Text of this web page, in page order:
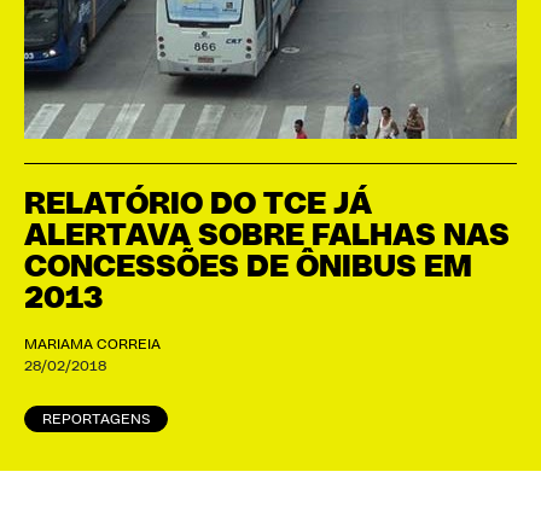
RELATÓRIO DO TCE JÁ
ALERTAVA SOBRE FALHAS NAS
CONCESSÕES DE ÔNIBUS EM
2013
MARIAMA CORREIA
28/02/2018
REPORTAGENS